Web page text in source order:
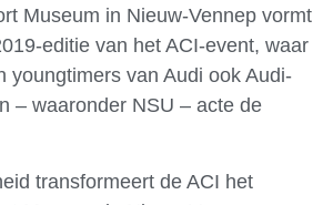
Museum in Nieuw-Vennep vormt
editie van het ACI-event, waar
youngtimers van Audi ook Audi-
– waaronder NSU – acte de
transformeert de ACI het